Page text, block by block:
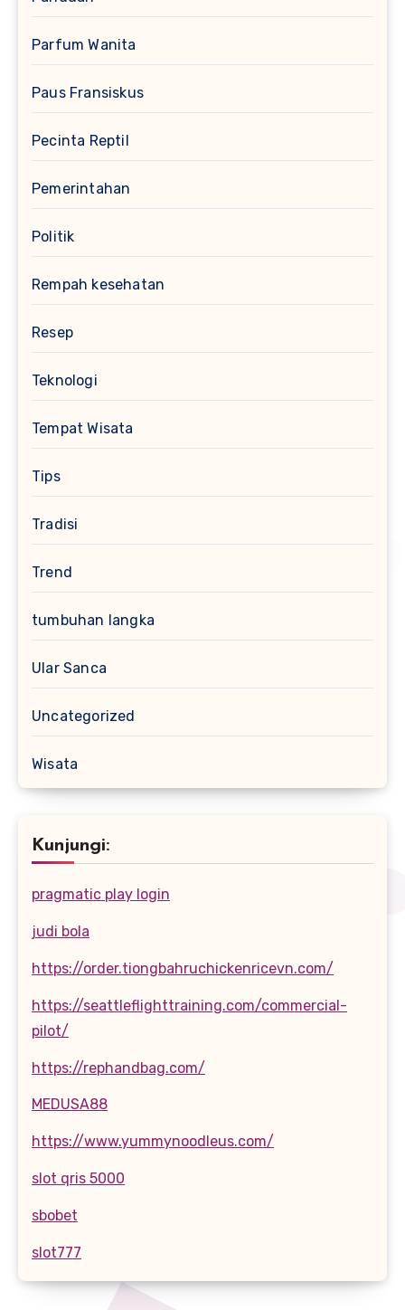
Parfum Wanita
Paus Fransiskus
Pecinta Reptil
Pemerintahan
Politik
Rempah kesehatan
Resep
Teknologi
Tempat Wisata
Tips
Tradisi
Trend
tumbuhan langka
Ular Sanca
Uncategorized
Wisata
Kunjungi:
pragmatic play login
judi bola
https://order.tiongbahruchickenricevn.com/
https://seattleflighttraining.com/commercial-
pilot/
https://rephandbag.com/
MEDUSA88
https://www.yummynoodleus.com/
slot qris 5000
sbobet
slot777